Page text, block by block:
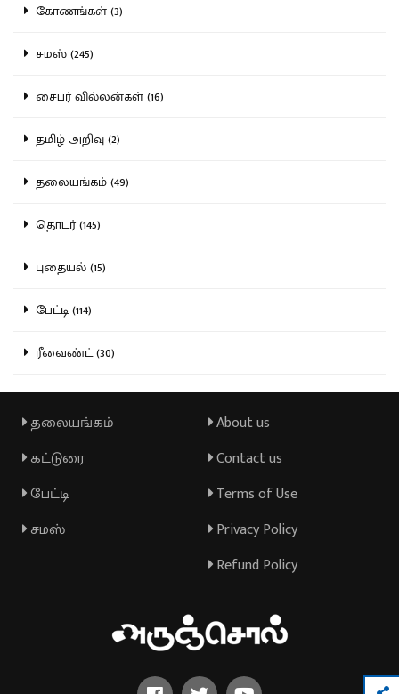
கோணங்கள் (3)
சமஸ் (245)
சைபர் வில்லன்கள் (16)
தமிழ் அறிவு (2)
தலையங்கம் (49)
தொடர் (145)
புதையல் (15)
பேட்டி (114)
ரீவைண்ட் (30)
தலையங்கம்
கட்டுரை
பேட்டி
சமஸ்
About us
Contact us
Terms of Use
Privacy Policy
Refund Policy